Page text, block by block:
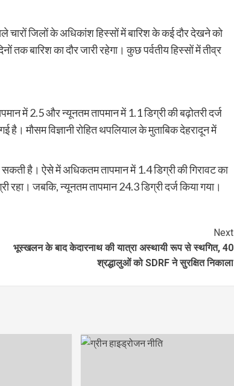
चारों जिलों के अधिकांश हिस्सों में बारिश के कई दौर देखने को
तक बारिश का दौर जारी रहेगा। कुछ पर्वतीय हिस्सों में तीव्र
में 2.5 और न्यूनतम तापमान में 1.1 डिग्री की बढ़ोतरी दर्ज
है। मौसम विज्ञानी रोहित थपलियाल के मुताबिक देहरादून में
है। ऐसे में अधिकतम तापमान में 1.4 डिग्री की गिरावट का
जबकि, न्यूनतम तापमान 24.3 डिग्री दर्ज किया गया।
Next
भूस्खलन के बाद केदारनाथ की यात्रा अस्थायी रूप से स्थगित, 40
श्रद्धालुओं को SDRF ने सुरक्षित निकाला